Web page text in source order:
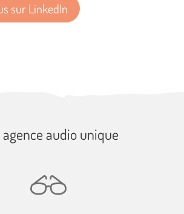
sur LinkedIn
agence audio unique